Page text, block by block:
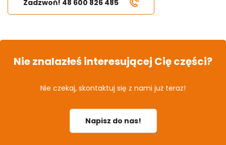
Zadzwoń! 48 600 826 485
Nie znalazłeś interesującej Cię części?
Nie czekaj, skontaktuj się z nami już teraz!
Napisz do nas!